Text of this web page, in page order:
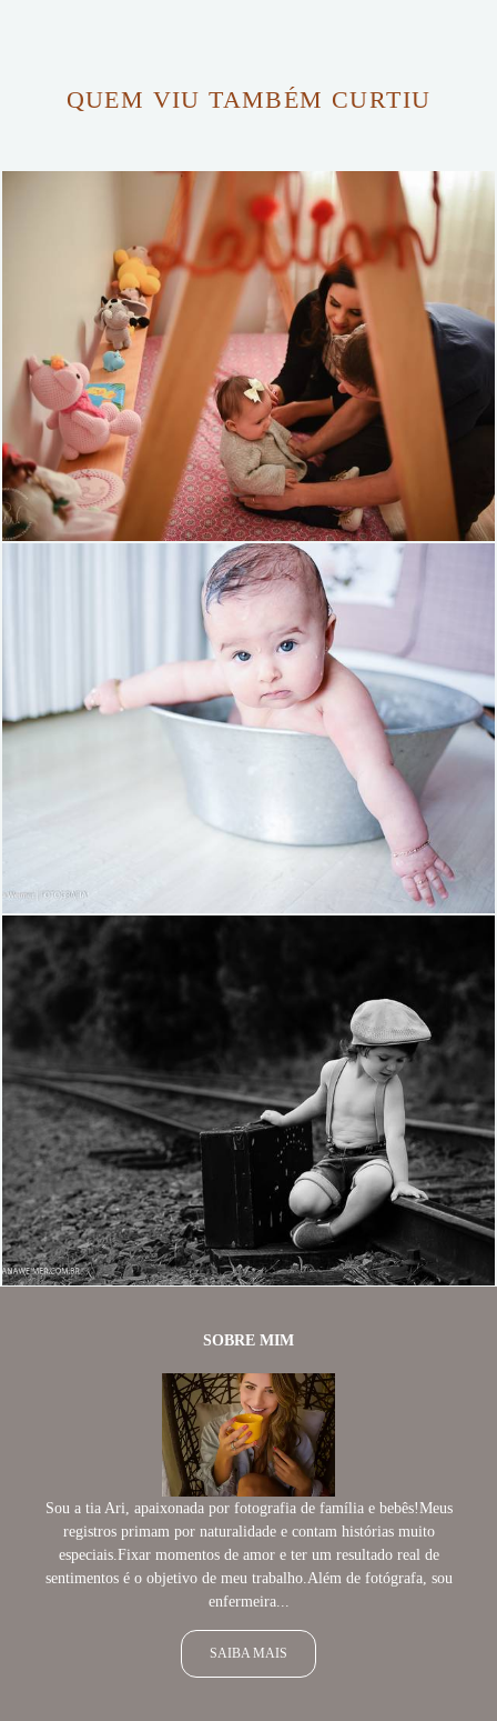
QUEM VIU TAMBÉM CURTIU
1434 0
26
1248 21
SOBRE MIM
Sou a tia Ari, apaixonada por fotografia de família e bebês!Meus
registros primam por naturalidade e contam histórias muito
especiais.Fixar momentos de amor e ter um resultado real de
sentimentos é o objetivo de meu trabalho.Além de fotógrafa, sou
enfermeira...
SAIBA MAIS